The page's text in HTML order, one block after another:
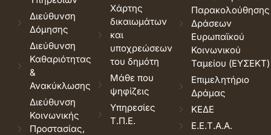
Διεύθυνση
Δόμησης
Διεύθυνση
Καθαριότητας
&
Ανακύκλωσης
Διεύθυνση
Κοινωνικής
Προστασίας,
Χάρτης
δικαιωμάτων
και
υποχρεώσεων
του δημότη
Μάθε που
ψηφίζεις
Υπηρεσίες
Τ.Π.Ε.
Παρακολούθησης
Δράσεων
Ευρωπαϊκού
Κοινωνικού
Ταμείου (ΕΥΣΕΚΤ)
Επιμελητήριο
Δράμας
ΚΕΔΕ
Ε.Ε.Τ.Α.Α.